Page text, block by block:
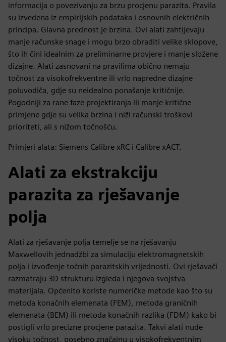
informacija o povezivanju za brzu procjenu parazita. Pravila
su izvedena iz empirijskih podataka i osnovnih električnih
principa. Glavna prednost je brzina. Ovi alati zahtijevaju
manje računske snage i mogu brzo obraditi velike sklopove,
što ih čini idealnim za preliminarne provjere i manje složene
dizajne. Alati zasnovani na pravilima obično nemaju
točnost za visokofrekventne ili vrlo napredne dizajne
poluvodiča, gdje su neidealno ponašanje kritičnije.
Pogodniji za rane faze projektiranja ili manje kritične
primjene gdje su velika brzina i niži računski troškovi
prioriteti, ali s nižom točnošću.
Primjeri alata: Siemens Calibre xRC i Calibre xACT.
Alati za ekstrakciju
parazita za rješavanje
polja
Alati za rješavanje polja temelje se na rješavanju
Maxwellovih jednadžbi za simulaciju elektromagnetskih
polja i izvođenje točnih parazitskih vrijednosti. Ovi rješavači
razmatraju 3D strukturu izgleda i njegova svojstva
materijala. Općenito koriste numeričke metode kao što su
metoda konačnih elemenata (FEM), metoda graničnih
elemenata (BEM) ili metoda konačnih razlika (FDM) kako bi
postigli vrlo precizne procjene parazita. Takvi alati nude
visoku točnost, posebno značajnu u visokofrekventnim